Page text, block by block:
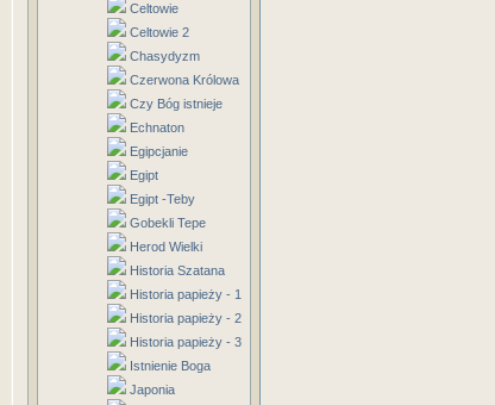
Celtowie
Celtowie 2
Chasydyzm
Czerwona Królowa
Czy Bóg istnieje
Echnaton
Egipcjanie
Egipt
Egipt -Teby
Gobekli Tepe
Herod Wielki
Historia Szatana
Historia papieży - 1
Historia papieży - 2
Historia papieży - 3
Istnienie Boga
Japonia